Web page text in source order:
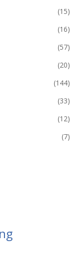
(15)
(16)
(57)
(20)
(144)
(33)
(12)
(7)